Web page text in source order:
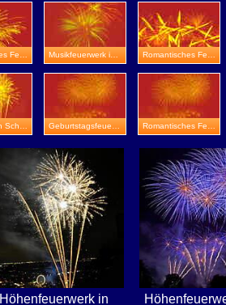
Romantisches Feuerwerk in Saalfeld Musikfeuerwerk in Talsperre Heyda Romantisches Feuerwerk in Weimar
Feuerwerk in Schloss Herrenbreitungen Geburtstagsfeuerwerk in Rudolstadt Romantisches Feuerwerk in Eisenberg
Höhenfeuerwerk in